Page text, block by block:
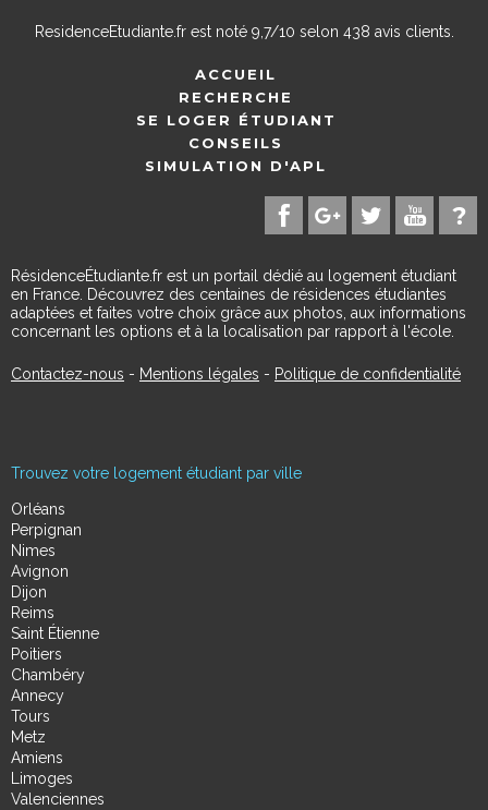
ResidenceEtudiante.frest noté 9,7/10 selon 438 avis clients.
ACCUEIL
RECHERCHE
SE LOGER ÉTUDIANT
CONSEILS
SIMULATION D'APL
RésidenceÉtudiante.fr est un portail dédié au logement étudiant
en France. Découvrez des centaines de résidences étudiantes
adaptées et faites votre choix grâce aux photos, aux informations
concernant les options et à la localisation par rapport à l'école.
Contactez-nous - Mentions légales - Politique de confidentialité
Trouvez votre logement étudiant par ville
Orléans
Perpignan
Nimes
Avignon
Dijon
Reims
Saint Étienne
Poitiers
Chambéry
Annecy
Tours
Metz
Amiens
Limoges
Valenciennes